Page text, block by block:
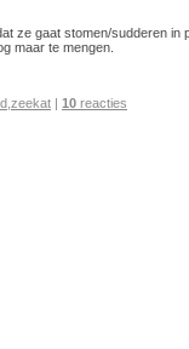
ze gaat stomen/sudderen in
maar te mengen.
zeekat 10 reacties